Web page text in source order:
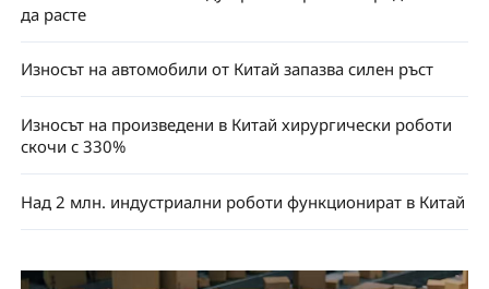
да расте
Износът на автомобили от Китай запазва силен ръст
Износът на произведени в Китай хирургически роботи
скочи с 330%
Над 2 млн. индустриални роботи функционират в Китай